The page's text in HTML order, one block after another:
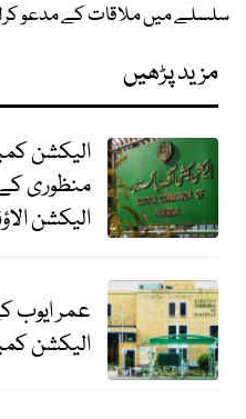
سلسلے میں ملاقات کے مدعو
مزید پڑھیں
الیکشن
الیکشن
عمر ایوب
الیکشن